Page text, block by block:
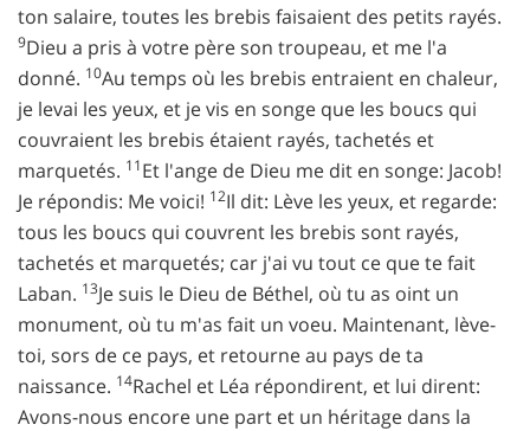
ton salaire, toutes les brebis faisaient des petits rayés.
9Dieu a pris à votre père son troupeau, et me l'a
donné. 10Au temps où les brebis entraient en chaleur,
je levai les yeux, et je vis en songe que les boucs qui
couvraient les brebis étaient rayés, tachetés et
marquetés. 11Et l'ange de Dieu me dit en songe: Jacob!
Je répondis: Me voici! 12Il dit: Lève les yeux, et regarde:
tous les boucs qui couvrent les brebis sont rayés,
tachetés et marquetés; car j'ai vu tout ce que te fait
Laban. 13Je suis le Dieu de Béthel, où tu as oint un
monument, où tu m'as fait un voeu. Maintenant, lève-
toi, sors de ce pays, et retourne au pays de ta
naissance. 14Rachel et Léa répondirent, et lui dirent:
Avons-nous encore une part et un héritage dans la